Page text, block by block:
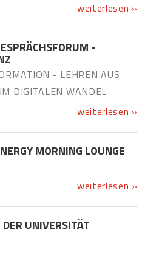
weiterlesen »
-
- LEHREN AUS
DIGITALEN WANDEL
weiterlesen »
MORNING LOUNGE
weiterlesen »
UNIVERSITÄT